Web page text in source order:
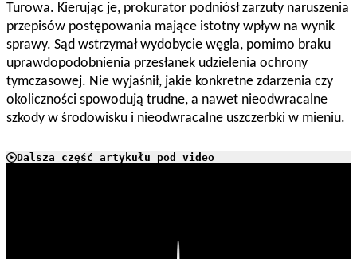
Turowa. Kierując je, prokurator podniósł zarzuty naruszenia
przepisów postępowania mające istotny wpływ na wynik
sprawy. Sąd wstrzymał wydobycie węgla, pomimo braku
uprawdopodobnienia przesłanek udzielenia ochrony
tymczasowej. Nie wyjaśnił, jakie konkretne zdarzenia czy
okoliczności spowodują trudne, a nawet nieodwracalne
szkody w środowisku i nieodwracalne uszczerbki w mieniu.
Dalsza część artykułu pod video